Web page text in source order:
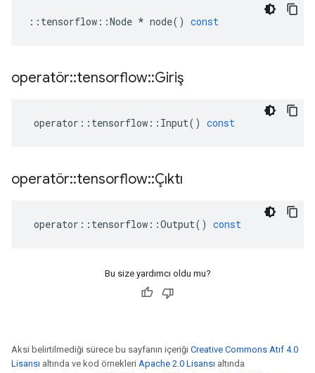
:: tensorflow ::Node * node() const
operatör::tensorflow::Giriş
operator :: tensorflow :: Input() const
operatör::tensorflow::Çıktı
operator :: tensorflow ::Output() const
Bu size yardımcı oldu mu?
Aksi belirtilmediği sürece bu sayfanın içeriği Creative Commons Atıf 4.0
Lisansı altında ve kod örnekleri Apache 2.0 Lisansı altında